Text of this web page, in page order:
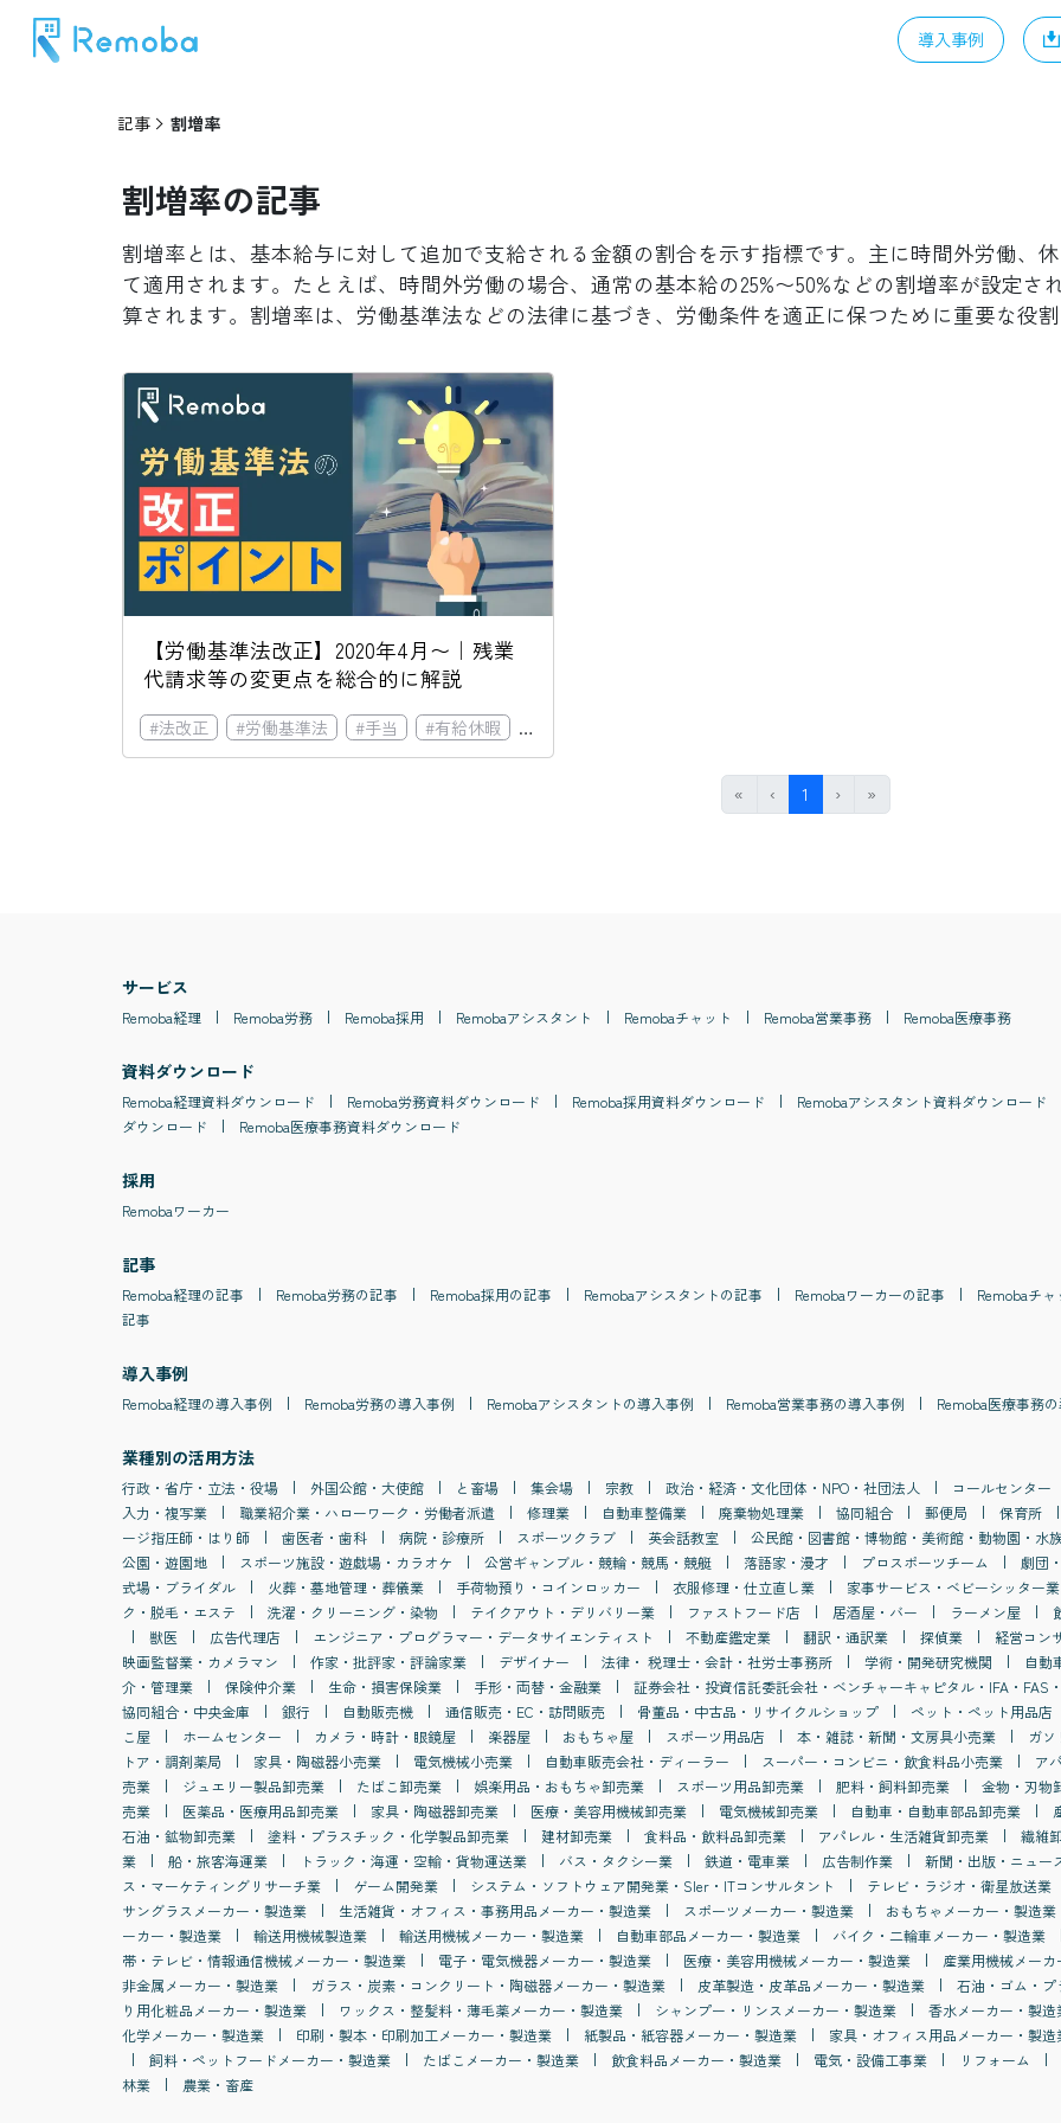
導入事例
記事 割増率
割増率の記事
割増率とは、基本給与に対して追加で支給される金額の割合を示す指標です。主に時間外労働、
て適用されます。たとえば、時間外労働の場合、通常の基本給の25%〜50%などの割増率が設定
算されます。割増率は、労働基準法などの法律に基づき、労働条件を適正に保つために重要な役割
【労働基準法改正】2020年4月〜｜残業
代請求等の変更点を総合的に解説
#法改正 #労働基準法 #手当 #有給休暇 #
« First‹ Previous
1 (current)
›Next
»
サービス
Remoba経理 Remoba労務 Remoba採用 Remobaアシスタント Remobaチャット Remoba営業事務 Remoba医療事務
資料ダウンロード
Remoba経理資料ダウンロード Remoba労務資料ダウンロード Remoba採用資料ダウンロード Remobaアシスタント資料ダウンロード
ダウンロード
Remoba医療事務資料ダウンロード
採用
Remobaワーカー
記事
Remoba経理の記事 Remoba労務の記事 Remoba採用の記事 Remobaアシスタントの記事 Remobaワーカーの記事 Remobaチャ
記事
導入事例
Remoba経理の導入事例 Remoba労務の導入事例 Remobaアシスタントの導入事例 Remoba営業事務の導入事例 Remoba医療事務
業種別の活用方法
行政・省庁・立法・役場 外国公館・大使館 と畜場 集会場 宗教 政治・経済・文化団体・NPO・社団法人 コールセンター
入力・複写業
職業紹介業・ハローワーク・労働者派遣 修理業 自動車整備業 廃棄物処理業 協同組合 郵便局 保育所
ージ指圧師・はり師
歯医者・歯科 病院・診療所 スポーツクラブ 英会話教室 公民館・図書館・博物館・美術館・動物園・水
公園・遊園地
スポーツ施設・遊戯場・カラオケ 公営ギャンブル・競輪・競馬・競艇 落語家・漫才 プロスポーツチーム 劇団
式場・ブライダル
火葬・墓地管理・葬儀業 手荷物預り・コインロッカー 衣服修理・仕立直し業 家事サービス・ベビーシッター業
ク・脱毛・エステ
洗濯・クリーニング・染物 テイクアウト・デリバリー業 ファストフード店 居酒屋・バー ラーメン屋
獣医
広告代理店 エンジニア・プログラマー・データサイエンティスト 不動産鑑定業 翻訳・通訳業 探偵業 経営コン
映画監督業・カメラマン
作家・批評家・評論家業 デザイナー 法律・ 税理士・会計・社労士事務所 学術・開発研究機関 自動
介・管理業
保険仲介業 生命・損害保険業 手形・両替・金融業 証券会社・投資信託委託会社・ベンチャーキャピタル・IFA・FAS
協同組合・中央金庫
銀行 自動販売機 通信販売・EC・訪問販売 骨董品・中古品・リサイクルショップ ペット・ペット用品店
こ屋
ホームセンター カメラ・時計・眼鏡屋 楽器屋 おもちゃ屋 スポーツ用品店 本・雑誌・新聞・文房具小売業 ガ
トア・調剤薬局
家具・陶磁器小売業 電気機械小売業 自動車販売会社・ディーラー スーパー・コンビニ・飲食料品小売業 ア
売業
ジュエリー製品卸売業 たばこ卸売業 娯楽用品・おもちゃ卸売業 スポーツ用品卸売業 肥料・飼料卸売業 金物・刃物
売業
医薬品・医療用品卸売業 家具・陶磁器卸売業 医療・美容用機械卸売業 電気機械卸売業 自動車・自動車部品卸売業
石油・鉱物卸売業
塗料・プラスチック・化学製品卸売業 建材卸売業 食料品・飲料品卸売業 アパレル・生活雑貨卸売業 繊維
業
船・旅客海運業 トラック・海運・空輸・貨物運送業 バス・タクシー業 鉄道・電車業 広告制作業 新聞・出版・ニュー
ス・マーケティングリサーチ業
ゲーム開発業 システム・ソフトウェア開発業・SIer・ITコンサルタント テレビ・ラジオ・衛星放送業
サングラスメーカー・製造業
生活雑貨・オフィス・事務用品メーカー・製造業 スポーツメーカー・製造業 おもちゃメーカー・製造業
ーカー・製造業
輸送用機械製造業 輸送用機械メーカー・製造業 自動車部品メーカー・製造業 バイク・二輪車メーカー・製造業
帯・テレビ・情報通信機械メーカー・製造業
電子・電気機器メーカー・製造業 医療・美容用機械メーカー・製造業 産業用機械メーカ
非金属メーカー・製造業
ガラス・炭素・コンクリート・陶磁器メーカー・製造業 皮革製造・皮革品メーカー・製造業 石油・ゴム・
り用化粧品メーカー・製造業
ワックス・整髪料・薄毛薬メーカー・製造業 シャンプー・リンスメーカー・製造業 香水メーカー・製造
化学メーカー・製造業
印刷・製本・印刷加工メーカー・製造業 紙製品・紙容器メーカー・製造業 家具・オフィス用品メーカー・製造
飼料・ペットフードメーカー・製造業
たばこメーカー・製造業 飲食料品メーカー・製造業 電気・設備工事業 リフォーム
林業
農業・畜産